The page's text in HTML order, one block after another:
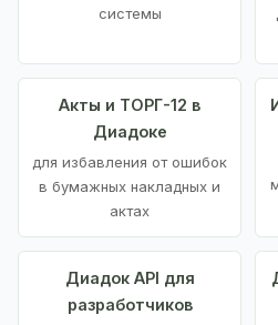
системы
Акты и ТОРГ-12 в
Диадоке
для избавления от ошибок
в бумажных накладных и
актах
Диадок API для
разработчиков